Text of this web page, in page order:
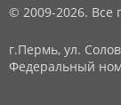
© 2009-2026.
г.Пермь, ул.
Федеральный